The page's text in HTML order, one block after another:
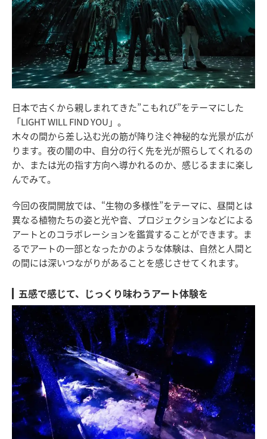
日本で古くから親しまれてきた”こもれび”をテーマにした
「LIGHT WILL FIND YOU」。
木々の間から差し込む光の筋が降り注ぐ神秘的な光景が広が
ります。夜の闇の中、自分の行く先を光が照らしてくれるの
か、または光の指す方向へ導かれるのか、感じるままに楽し
んでみて。
今回の夜間開放では、“生物の多様性”をテーマに、昼間とは
異なる植物たちの姿と光や音、プロジェクションなどによる
アートとのコラボレーションを鑑賞することができます。ま
るでアートの一部となったかのような体験は、自然と人間と
の間には深いつながりがあることを感じさせてくれます。
五感で感じて、じっくり味わうアート体験を